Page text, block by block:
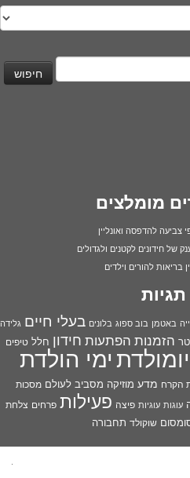
מומלצים
צביעה להדפסה ואונליין
של חידונים לקטנים ולגדולים
בריאות להורים וילדים
תגיות
באטמן בוב ספוג בלונים בעלי חיים גלידה
הזמנות הפתעות חידון חלל טיפים יומולדתימי הולדת
הקרח מדע מוזיקה מסביב לעולם מסכות
עוגות עוגיות פיצה פעילות פרחים צלחת
שוקולד תחבורה
·